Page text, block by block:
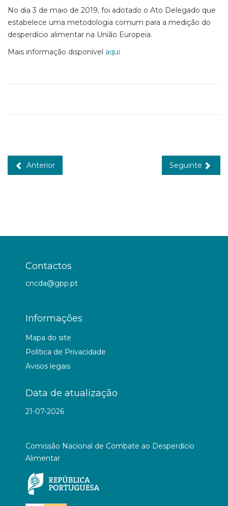
No dia 3 de maio de 2019, foi adotado o Ato Delegado que
estabelece uma metodologia comum para a medição do
desperdício alimentar na União Europeia.
Mais informação disponível aqui
Anterior Seguinte
Contactos
cncda@gpp.pt
Informações
Mapa do site
Política de Privacidade
Avisos legais
Data de atualização
21-07-2026
Comissão Nacional de Combate ao Desperdício
Alimentar